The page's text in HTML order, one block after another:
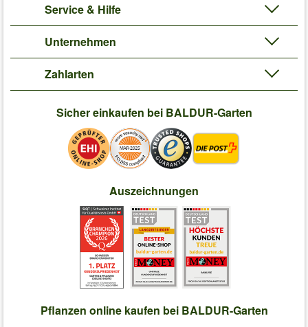
Service & Hilfe
Unternehmen
Zahlarten
Sicher einkaufen bei BALDUR-Garten
Auszeichnungen
Pflanzen online kaufen bei BALDUR-Garten